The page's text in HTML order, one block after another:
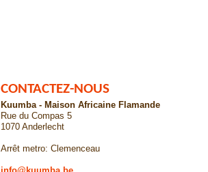
CONTACTEZ-NOUS
Kuumba - Maison Africaine Flamande
Rue du Compas 5
1070 Anderlecht
Arrêt metro: Clemenceau